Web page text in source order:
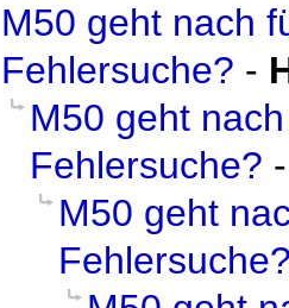
M50 geht nach
Fehlersuche? -
M50 geht
Fehlersuche?
M50 geht